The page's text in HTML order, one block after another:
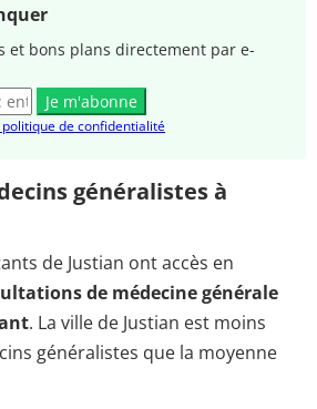
et bons plans directement par e-
Je m'abonne
de confidentialité
généralistes à
de Justian ont accès en
de médecine générale
. La ville de Justian est moins
généralistes que la moyenne